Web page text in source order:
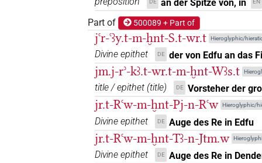
𓅓𓃿 | 1× PREP (1)
𓅓𓃿𓄹 | 1× PREP:stpr (1)
𓅓𓃿𓏏 | 8× PREP (1 , 3, 5,
𓅓𓏃 | 1× ( 1)
𓅓𓏃𓈖𓏏 | 2× PREP (1,2)
an der Spitze von, in
Part of
500089 + Part of
jꜥr-ꜥꜣy.t-m-ḫnt-S.t-wr.t Hieroglyphic/
Divine epithet DE der von Edfu an das
jm.j-rʾ-kꜣ.t-wr.t-m-ḫnt-Wꜣs.t
title / epithet (title) DE Vorsteher der
jr.t-Rꜥw-m-ḫnt-Pj-n-Rꜥw Hieroglyphic/
Divine epithet DE Auge des Re in Edfu
jr.t-Rꜥw-m-ḫnt-Tꜣ-n-Jtm.w
Divine epithet DE Auge des Re in